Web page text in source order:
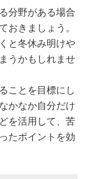
分野がある場合
おきましょう。
と冬休み明けや
うかもしれませ
ことを目標にし
かなか自分だけ
を活用して、苦
たポイントを効